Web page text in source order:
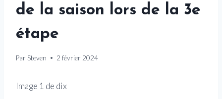
de la saison lors de la 3e
étape
Par Steven 2 février 2024
Image 1 de dix